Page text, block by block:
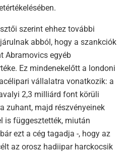
szerint ehhez további
abból, hogy a szankciók
Abramovics egyéb
Ez mindenekelőtt a londoni
vállalatra vonatkozik: a
2,3 milliárd font körüli
zuhant, majd részvényeinek
is függesztették, miután
ezt a cég tagadja -, hogy az
az orosz hadiipar harckocsik